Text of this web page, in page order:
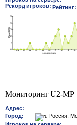
Мониторинг U2-MP